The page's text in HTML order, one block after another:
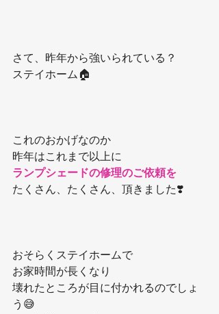
さて、昨年から強いられている？
ステイホーム🏠
これのおかげなのか
昨年はこれまで以上に
ランプシェードの修理のご依頼を
たくさん、たくさん、頂きました❣️
おそらくステイホームで
お家時間が長くなり
壊れたところが目に付かれるのでしょ
う😅